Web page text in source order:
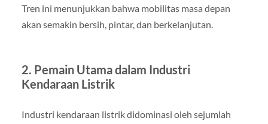
Tren ini menunjukkan bahwa mobilitas masa depan
akan semakin bersih, pintar, dan berkelanjutan.
2. Pemain Utama dalam Industri
Kendaraan Listrik
Industri kendaraan listrik didominasi oleh sejumlah